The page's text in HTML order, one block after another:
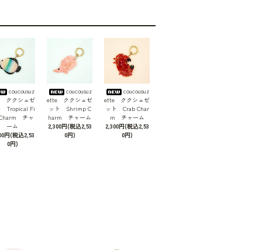
coucousuz
ククシュゼ
Tropical Fi
チャ
ーム
円(税込2,53
0円)
coucousuz
ette ククシュゼ
ット Shrimp C
harm チャーム
2,300円(税込2,53
0円)
coucousuz
ette ククシュゼ
ット Crab Char
m チャーム
2,300円(税込2,53
0円)